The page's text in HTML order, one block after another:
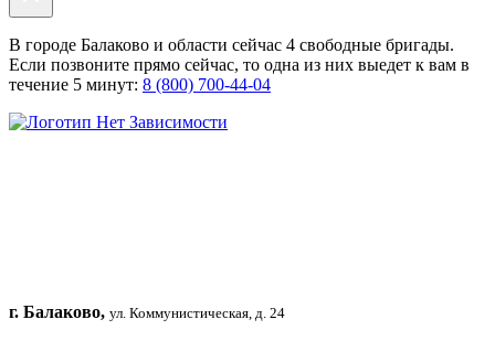
В городе Балаково и области сейчас 4 свободные бригады.
Если позвоните прямо сейчас, то одна из них выедет к вам в
течение 5 минут: 8 (800) 700-44-04
г. Балаково, ул. Коммунистическая, д. 24